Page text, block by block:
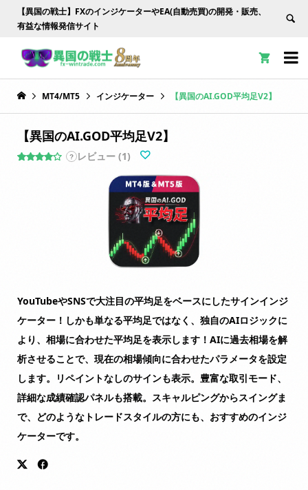
【異国の戦士】FXのインジケーターやEA(自動売買)の開発・販売、
有益な情報発信サイト


MT4/MT5 インジケーター 【異国のAI.GOD平均足V2】
【異国のAI.GOD平均足V2】
? レビュー (1)
YouTubeやSNSで大注目の平均足をベースにしたサインインジ
ケーター！しかも単なる平均足ではなく、独自のAIロジックに
より、相場に合わせた平均足を表示します！AIに過去相場を解
析させることで、現在の相場傾向に合わせたパラメータを設定
します。リペイントなしのサインも表示。豊富な取引モード、
詳細な成績確認パネルも搭載。スキャルピングからスイングま
で、どのようなトレードスタイルの方にも、おすすめのインジ
ケーターです。